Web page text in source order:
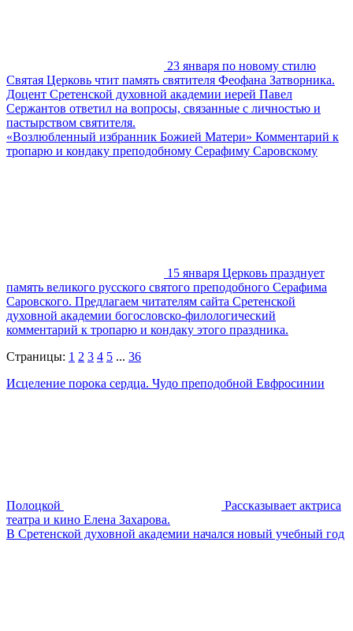
23 января по новому стилю
Святая Церковь чтит память святителя Феофана Затворника.
Доцент Сретенской духовной академии иерей Павел
Сержантов ответил на вопросы, связанные с личностью и
пастырством святителя.
«Возлюбленный избранник Божией Матери» Комментарий к
тропарю и кондаку преподобному Серафиму Саровскому
15 января Церковь празднует
память великого русского святого преподобного Серафима
Саровского. Предлагаем читателям сайта Сретенской
духовной академии богословско-филологический
комментарий к тропарю и кондаку этого праздника.
Страницы: 1 2 3 4 5 ... 36
Исцеление порока сердца. Чудо преподобной Евфросинии
Полоцкой
Рассказывает актриса
театра и кино Елена Захарова.
В Сретенской духовной академии начался новый учебный год